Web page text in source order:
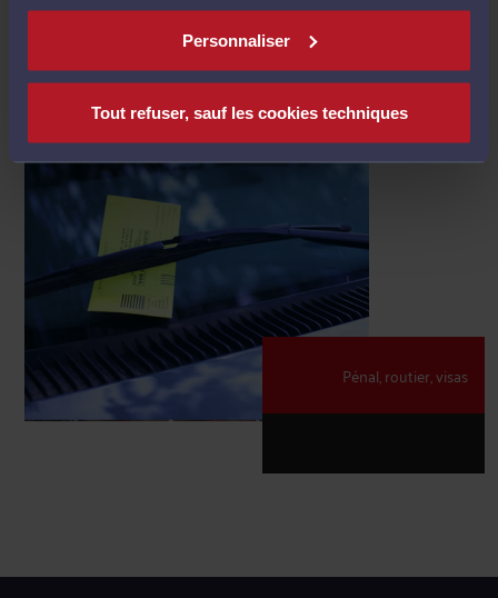
Personnaliser
Tout refuser, sauf les cookies techniques
Droit routier et permis de conduire
Pénal, routier, visas